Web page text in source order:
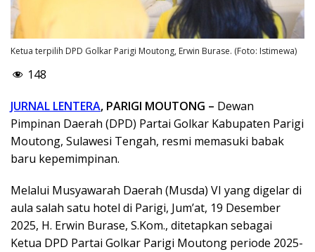
Ketua terpilih DPD Golkar Parigi Moutong, Erwin Burase. (Foto: Istimewa)
148
JURNAL LENTERA, PARIGI MOUTONG – Dewan
Pimpinan Daerah (DPD) Partai Golkar Kabupaten Parigi
Moutong, Sulawesi Tengah, resmi memasuki babak
baru kepemimpinan.
Melalui Musyawarah Daerah (Musda) VI yang digelar di
aula salah satu hotel di Parigi, Jum’at, 19 Desember
2025, H. Erwin Burase, S.Kom., ditetapkan sebagai
Ketua DPD Partai Golkar Parigi Moutong periode 2025-